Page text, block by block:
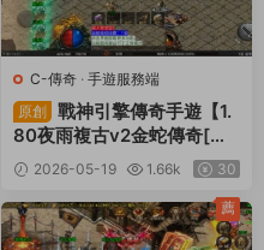
C-傳奇 · 手遊服務端
原創
戰神引擎傳奇手遊【1.
80夜雨複古v2金蛇傳奇[白
豬7免受權版]】Win一鍵服
務端+安卓蘋果雙端+GM授
權物品後台+視頻架設教程
2026-05-19 1.66k 30
薦